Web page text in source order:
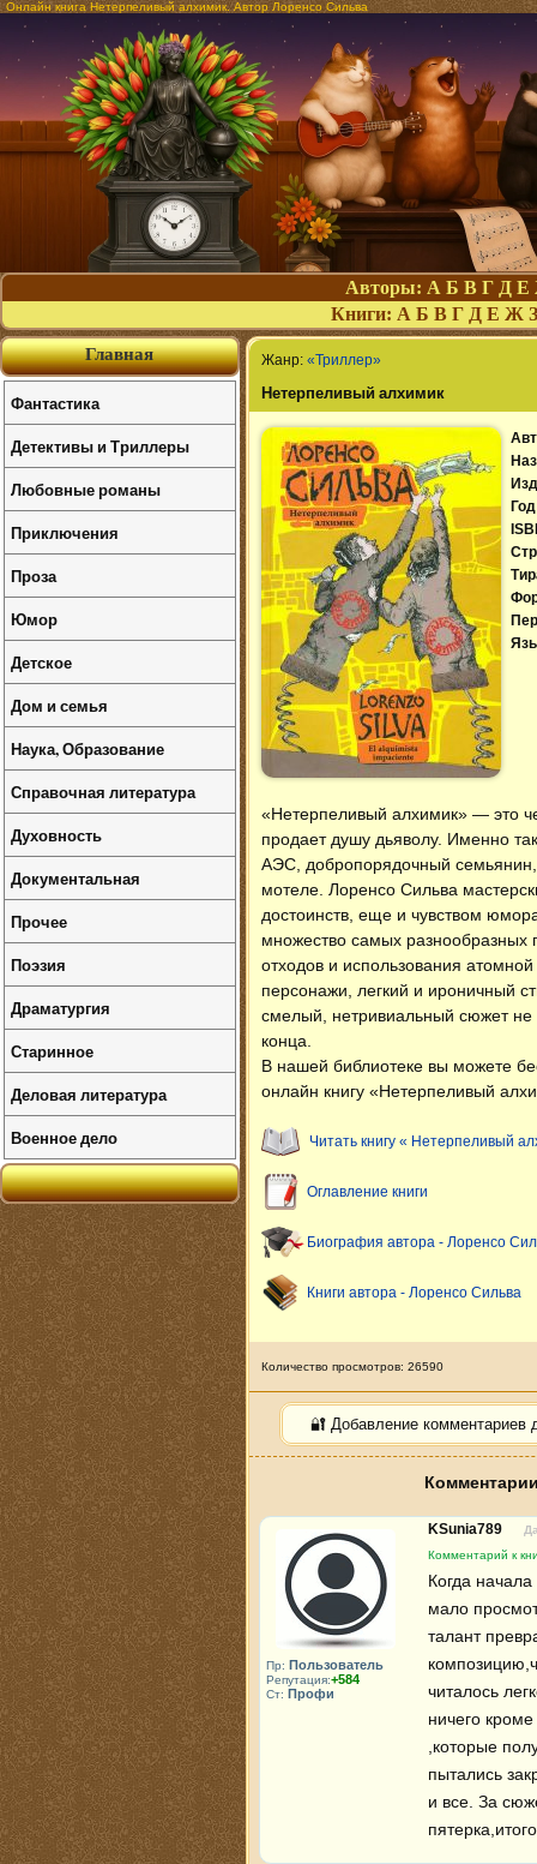
Онлайн книга Нетерпеливый алхимик. Автор Лоренсо Сильва
Авторы: А Б В Г Д Е
Книги: А Б В Г Д Е Ж З
Жанр: «Триллер»
Нетерпеливый алхимик
«Нетерпеливый алхимик» — это
продает душу дьяволу. Именно
АЭС, добропорядочный
мотеле. Лоренсо Сильва
достоинств, еще и чувством
множество самых
отходов и использования
персонажи, легкий и ироничный
смелый, нетривиальный сюжет не
конца.
В нашей библиотеке вы можете
онлайн книгу «Нетерпеливый
Читать книгу « Нетерпеливый
Оглавление книги
Биография автора - Лоренсо
Книги автора - Лоренсо Сильва
Количество просмотров: 26590
🔐 Добавление комментариев
Пр: Пользователь
Репутация:+584
Ст: Профи
KSunia789
Комментарий к
Когда
мало
талант
читалось
ничего
,которые
пытались
и все. За
Главная
Фантастика
Детективы и Триллеры
Любовные романы
Приключения
Проза
Юмор
Детское
Дом и семья
Наука, Образование
Справочная литература
Духовность
Документальная
Прочее
Поэзия
Драматургия
Старинное
Деловая литература
Военное дело